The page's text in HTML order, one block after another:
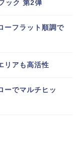
ック 第2弾
ーフラット順調で
リアも高活性
ーでマルチヒッ